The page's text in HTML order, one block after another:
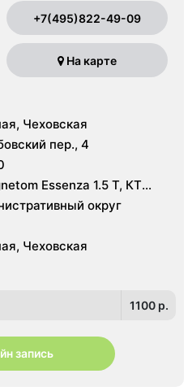
+7(495)822-49-09
На карте
Чеховская
пер., 4
Essenza 1.5 Т, КТ
AS 64 среза, УЗИ
округ
Чеховская
1100 p.
запись